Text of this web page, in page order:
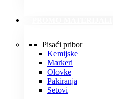
Pisaći pribor
Kemijske
Markeri
Olovke
Pakiranja
Setovi